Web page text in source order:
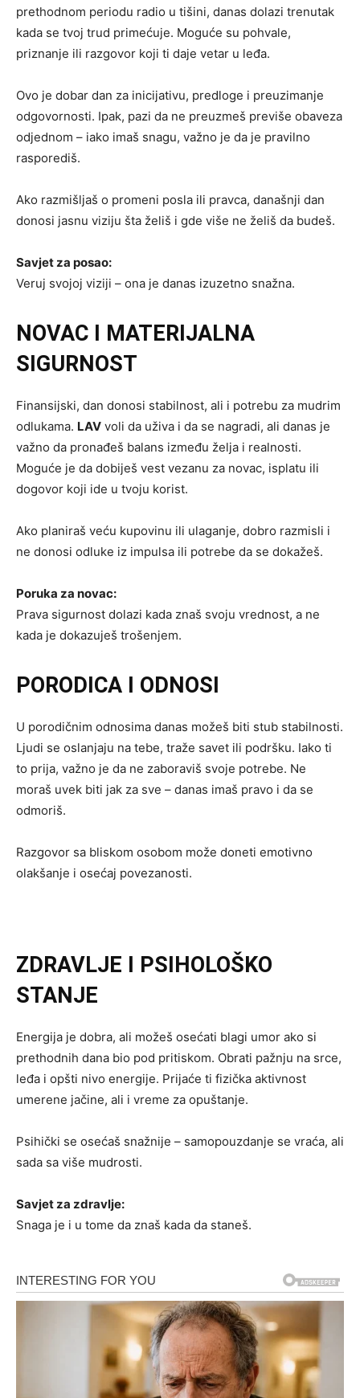
prethodnom periodu radio u tišini, danas dolazi trenutak
kada se tvoj trud primećuje. Moguće su pohvale,
priznanje ili razgovor koji ti daje vetar u leđa.
Ovo je dobar dan za inicijativu, predloge i preuzimanje
odgovornosti. Ipak, pazi da ne preuzmeš previše obaveza
odjednom – iako imaš snagu, važno je da je pravilno
rasporediš.
Ako razmišljaš o promeni posla ili pravca, današnji dan
donosi jasnu viziju šta želiš i gde više ne želiš da budeš.
Savjet za posao:
Veruj svojoj viziji – ona je danas izuzetno snažna.
NOVAC I MATERIJALNA
SIGURNOST
Finansijski, dan donosi stabilnost, ali i potrebu za mudrim
odlukama. LAV voli da uživa i da se nagradi, ali danas je
važno da pronađeš balans između želja i realnosti.
Moguće je da dobiješ vest vezanu za novac, isplatu ili
dogovor koji ide u tvoju korist.
Ako planiraš veću kupovinu ili ulaganje, dobro razmisli i
ne donosi odluke iz impulsa ili potrebe da se dokažeš.
Poruka za novac:
Prava sigurnost dolazi kada znaš svoju vrednost, a ne
kada je dokazuješ trošenjem.
PORODICA I ODNOSI
U porodičnim odnosima danas možeš biti stub stabilnosti.
Ljudi se oslanjaju na tebe, traže savet ili podršku. Iako ti
to prija, važno je da ne zaboraviš svoje potrebe. Ne
moraš uvek biti jak za sve – danas imaš pravo i da se
odmoriš.
Razgovor sa bliskom osobom može doneti emotivno
olakšanje i osećaj povezanosti.
ZDRAVLJE I PSIHOLOŠKO
STANJE
Energija je dobra, ali možeš osećati blagi umor ako si
prethodnih dana bio pod pritiskom. Obrati pažnju na srce,
leđa i opšti nivo energije. Prijaće ti fizička aktivnost
umerene jačine, ali i vreme za opuštanje.
Psihički se osećaš snažnije – samopouzdanje se vraća, ali
sada sa više mudrosti.
Savjet za zdravlje:
Snaga je i u tome da znaš kada da staneš.